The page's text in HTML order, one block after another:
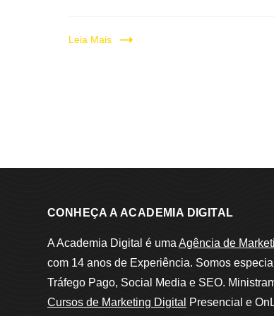
Leia Mais
CONHEÇA A ACADEMIA DIGITAL
A Academia Digital é uma Agência de
com 14 anos de Experiência. Somos
Tráfego Pago, Social Media e SEO.
Cursos de Marketing Digital
Presencial e